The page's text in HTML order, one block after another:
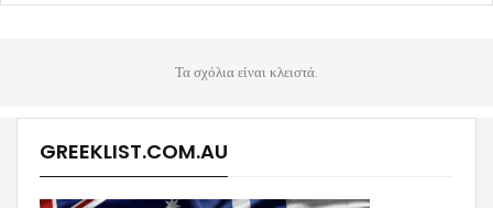
Τα σχόλια είναι κλειστά.
GREEKLIST.COM.AU